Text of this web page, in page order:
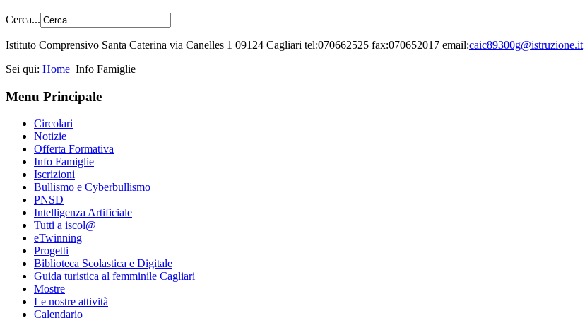
Cerca...
Istituto Comprensivo Santa Caterina via Canelles 1 09124 Cagliari tel:070662525 fax:070652017 email:caic89300g@istruzione.it
Sei qui: Home Info Famiglie
Menu Principale
Circolari
Notizie
Offerta Formativa
Info Famiglie
Iscrizioni
Bullismo e Cyberbullismo
PNSD
Intelligenza Artificiale
Tutti a iscol@
eTwinning
Progetti
Biblioteca Scolastica e Digitale
Guida turistica al femminile Cagliari
Mostre
Le nostre attività
Calendario